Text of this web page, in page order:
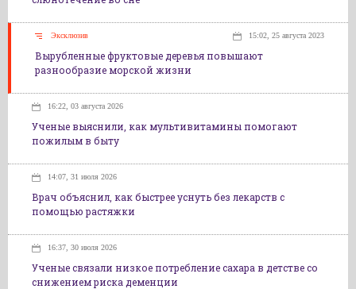
Эксклюзив 15:02, 25 августа 2023
Вырубленные фруктовые деревья повышают
разнообразие морской жизни
16:22, 03 августа 2026
Ученые выяснили, как мультивитамины помогают
пожилым в быту
14:07, 31 июля 2026
Врач объяснил, как быстрее уснуть без лекарств с
помощью растяжки
16:37, 30 июля 2026
Ученые связали низкое потребление сахара в детстве со
снижением риска деменции